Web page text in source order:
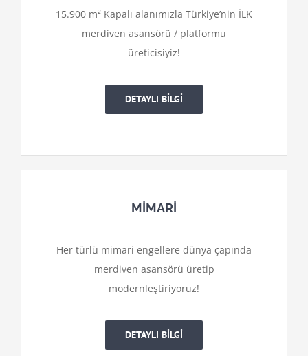
15.900 m² Kapalı alanımızla Türkiye’nin İLK
merdiven asansörü / platformu
üreticisiyiz!
DETAYLI BİLGİ
MİMARİ
Her türlü mimari engellere dünya çapında
merdiven asansörü üretip
modernleştiriyoruz!
DETAYLI BİLGİ